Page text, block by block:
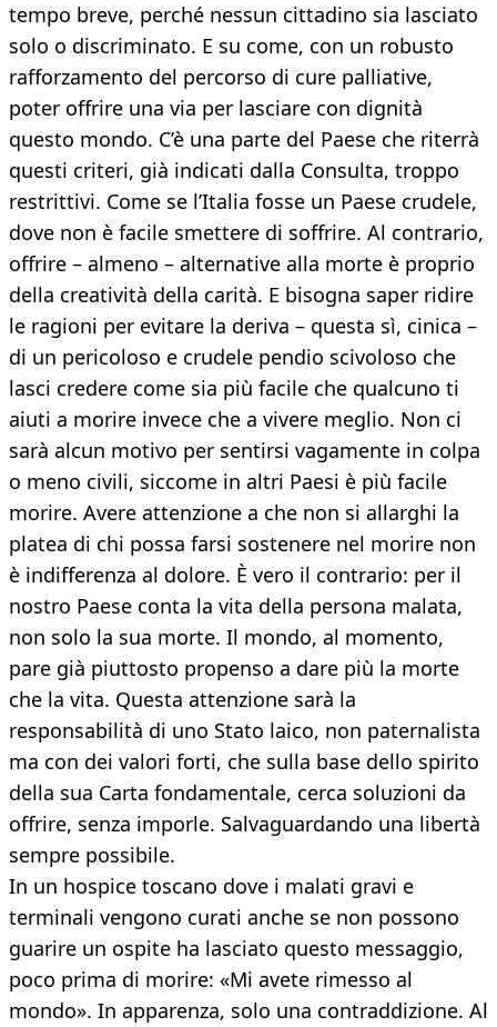
tempo breve, perché nessun cittadino sia lasciato
solo o discriminato. E su come, con un robusto
rafforzamento del percorso di cure palliative,
poter offrire una via per lasciare con dignità
questo mondo. C’è una parte del Paese che riterrà
questi criteri, già indicati dalla Consulta, troppo
restrittivi. Come se l’Italia fosse un Paese crudele,
dove non è facile smettere di soffrire. Al contrario,
offrire – almeno – alternative alla morte è proprio
della creatività della carità. E bisogna saper ridire
le ragioni per evitare la deriva – questa sì, cinica –
di un pericoloso e crudele pendio scivoloso che
lasci credere come sia più facile che qualcuno ti
aiuti a morire invece che a vivere meglio. Non ci
sarà alcun motivo per sentirsi vagamente in colpa
o meno civili, siccome in altri Paesi è più facile
morire. Avere attenzione a che non si allarghi la
platea di chi possa farsi sostenere nel morire non
è indifferenza al dolore. È vero il contrario: per il
nostro Paese conta la vita della persona malata,
non solo la sua morte. Il mondo, al momento,
pare già piuttosto propenso a dare più la morte
che la vita. Questa attenzione sarà la
responsabilità di uno Stato laico, non paternalista
ma con dei valori forti, che sulla base dello spirito
della sua Carta fondamentale, cerca soluzioni da
offrire, senza imporle. Salvaguardando una libertà
sempre possibile.
In un hospice toscano dove i malati gravi e
terminali vengono curati anche se non possono
guarire un ospite ha lasciato questo messaggio,
poco prima di morire: «Mi avete rimesso al
mondo». In apparenza, solo una contraddizione. Al